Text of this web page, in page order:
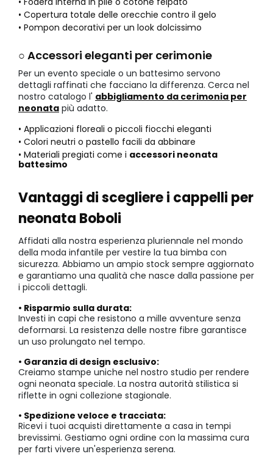
• Copertura totale delle orecchie contro il gelo
• Pompon decorativi per un look dolcissimo
○ Accessori eleganti per cerimonie
Per un evento speciale o un battesimo servono
dettagli raffinati che facciano la differenza. Cerca nel
nostro catalogo l' abbigliamento da cerimonia per
neonata più adatto.
• Applicazioni floreali o piccoli fiocchi eleganti
• Colori neutri o pastello facili da abbinare
• Materiali pregiati come i accessori neonata
battesimo
Vantaggi di scegliere i cappelli per
neonata Boboli
Affidati alla nostra esperienza pluriennale nel mondo
della moda infantile per vestire la tua bimba con
sicurezza. Abbiamo un ampio stock sempre aggiornato
e garantiamo una qualità che nasce dalla passione per
i piccoli dettagli.
• Risparmio sulla durata:
Investi in capi che resistono a mille avventure senza
deformarsi. La resistenza delle nostre fibre garantisce
un uso prolungato nel tempo.
• Garanzia di design esclusivo:
Creiamo stampe uniche nel nostro studio per rendere
ogni neonata speciale. La nostra autorità stilistica si
riflette in ogni collezione stagionale.
• Spedizione veloce e tracciata:
Ricevi i tuoi acquisti direttamente a casa in tempi
brevissimi. Gestiamo ogni ordine con la massima cura
per farti vivere un'esperienza serena.